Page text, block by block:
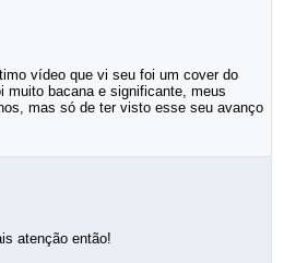
vídeo que vi seu foi um cover do
muito bacana e significante, meus
mas só de ter visto esse seu avanço
atenção então!